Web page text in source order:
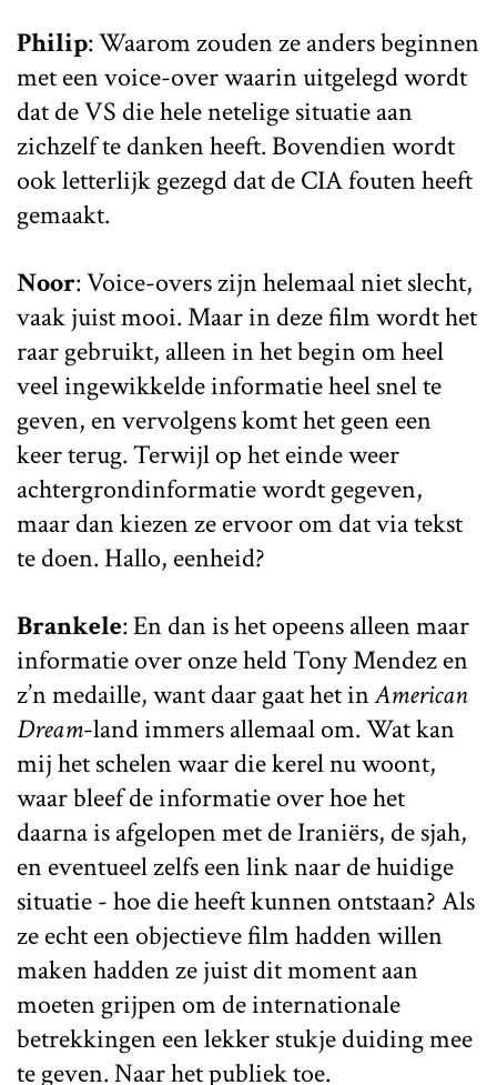
Philip: Waarom zouden ze anders beginnen
met een voice-over waarin uitgelegd wordt
dat de VS die hele netelige situatie aan
zichzelf te danken heeft. Bovendien wordt
ook letterlijk gezegd dat de CIA fouten heeft
gemaakt.
Noor: Voice-overs zijn helemaal niet slecht,
vaak juist mooi. Maar in deze film wordt het
raar gebruikt, alleen in het begin om heel
veel ingewikkelde informatie heel snel te
geven, en vervolgens komt het geen een
keer terug. Terwijl op het einde weer
achtergrondinformatie wordt gegeven,
maar dan kiezen ze ervoor om dat via tekst
te doen. Hallo, eenheid?
Brankele: En dan is het opeens alleen maar
informatie over onze held Tony Mendez en
z’n medaille, want daar gaat het inAmerican
Dream-land immers allemaal om. Wat kan
mij het schelen waar die kerel nu woont,
waar bleef de informatie over hoe het
daarna is afgelopen met de Iraniërs, de sjah,
en eventueel zelfs een link naar de huidige
situatie - hoe die heeft kunnen ontstaan? Als
ze echt een objectieve film hadden willen
maken hadden ze juist dit moment aan
moeten grijpen om de internationale
betrekkingen een lekker stukje duiding mee
te geven. Naar het publiek toe.